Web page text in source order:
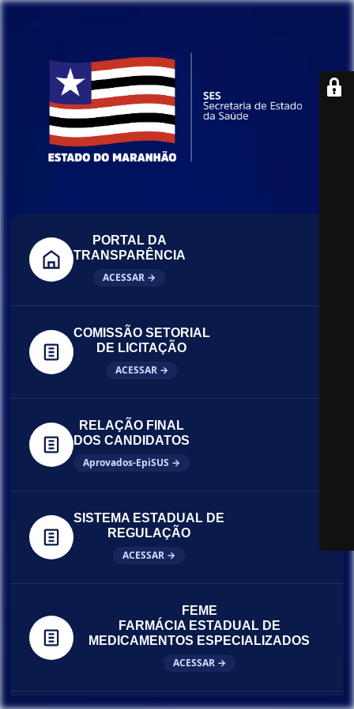
PORTAL DA
TRANSPARÊNCIA
ACESSAR →
COMISSÃO SETORIAL
DE LICITAÇÃO
ACESSAR →
RELAÇÃO FINAL
DOS CANDIDATOS
Aprovados-EpiSUS →
SISTEMA ESTADUAL DE
REGULAÇÃO
ACESSAR →
FEME
FARMÁCIA ESTADUAL DE
MEDICAMENTOS ESPECIALIZADOS
ACESSAR →